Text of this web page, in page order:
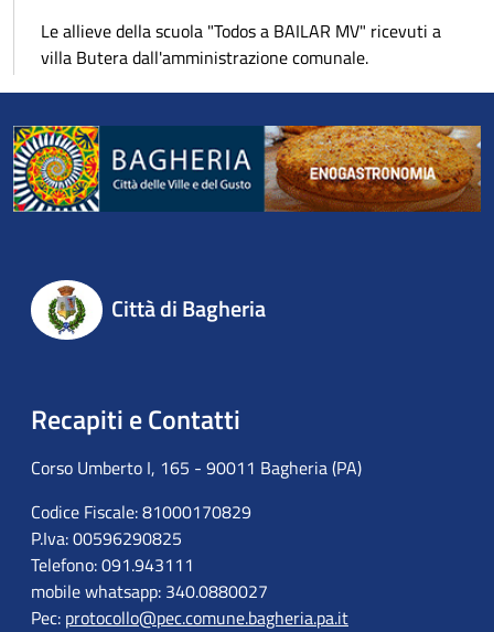
Le allieve della scuola "Todos a BAILAR MV" ricevuti a
villa Butera dall'amministrazione comunale.
Città di Bagheria
Recapiti e Contatti
Corso Umberto I, 165 - 90011 Bagheria (PA)
Codice Fiscale: 81000170829
P.Iva: 00596290825
Telefono: 091.943111
mobile whatsapp: 340.0880027
Pec: protocollo@pec.comune.bagheria.pa.it